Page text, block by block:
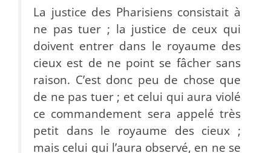
La justice des Pharisiens consistait à
ne pas tuer ; la justice de ceux qui
doivent entrer dans le royaume des
cieux est de ne point se fâcher sans
raison. C’est donc peu de chose que
de ne pas tuer ; et celui qui aura violé
ce commandement sera appelé très
petit dans le royaume des cieux ;
mais celui qui l’aura observé, en ne se